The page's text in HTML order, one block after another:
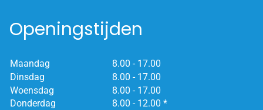
Openingstijden
Maandag
8.00 - 17.00
Dinsdag
8.00 - 17.00
Woensdag
8.00 - 17.00
Donderdag
8.00 - 12.00 *